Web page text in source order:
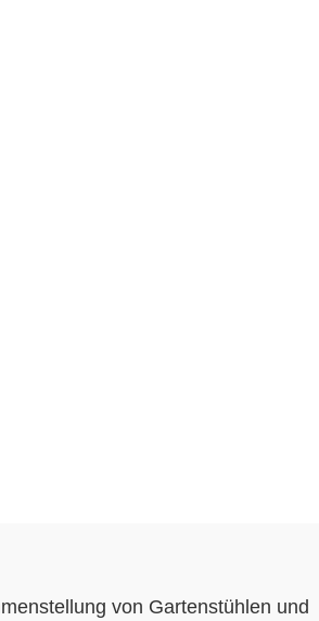
von Gartenstühlen und